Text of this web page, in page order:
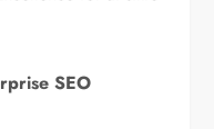
SEO